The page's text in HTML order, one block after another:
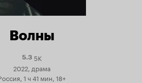
Волны
5.3Рейтинг
Кинопоиска
5.3
5K
2022, драма
1 ч 41 мин, 18+